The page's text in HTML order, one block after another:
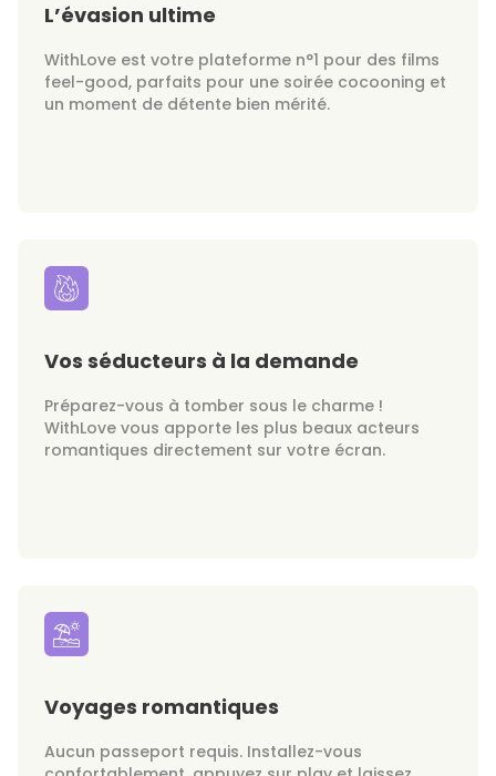
L’évasion ultime
WithLove est votre plateforme n°1 pour des films
feel-good, parfaits pour une soirée cocooning et
un moment de détente bien mérité.
Vos séducteurs à la demande
Préparez-vous à tomber sous le charme !
WithLove vous apporte les plus beaux acteurs
romantiques directement sur votre écran.
Voyages romantiques
Aucun passeport requis. Installez-vous